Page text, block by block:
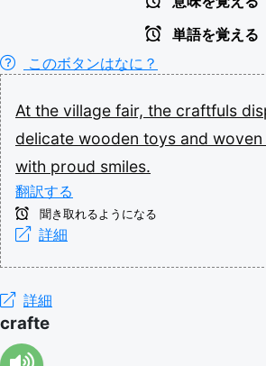
単語を覚える
このボタンはなに？
At the village fair, the craftfuls
delicate wooden toys and woven
with proud smiles.
翻訳する
聞き取れるようになる
詳細
詳細
crafte